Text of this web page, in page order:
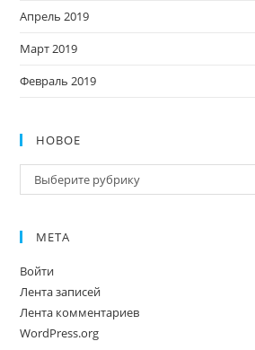
Апрель 2019
Март 2019
Февраль 2019
НОВОЕ
Новое
Выберите рубрику
МЕТА
Войти
Лента записей
Лента комментариев
WordPress.org